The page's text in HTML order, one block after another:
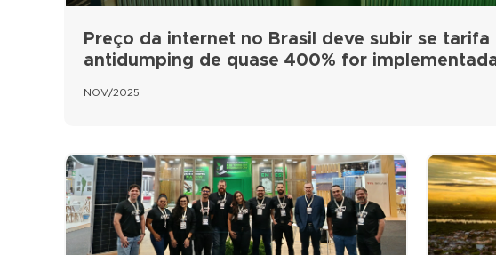
Preço da internet no Brasil deve subir se tarifa
antidumping de quase 400% for
NOV/2025